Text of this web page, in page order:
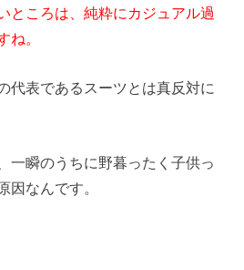
ところは、純粋にカジュアル過
ね。
代表であるスーツとは真反対に
一瞬のうちに野暮ったく子供っ
因なんです。